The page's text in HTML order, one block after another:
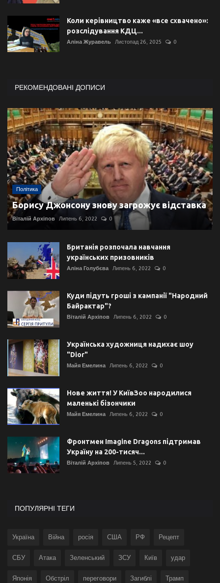
Коли керівництво каже «все схвачено»:
розслідування КДЦ...
Аліна Журавель Листопад 26, 2025 0
РЕКОМЕНДОВАНІ ДОПИСИ
Політика
Борису Джонсону знову загрожує відставка
Віталій Архіпов Липень 6, 2022 0
Британія розпочала навчання
українських призовників
Аліна Голубєва Липень 6, 2022 0
Куди підуть гроші з кампанії "Народний
Байрактар"?
Віталій Архіпов Липень 6, 2022 0
Українська художниця надихає шоу
"Dior"
Майя Емелина Липень 6, 2022 0
Нове життя! У КиївЗоо народилися
маленькі бізончики
Майя Емелина Липень 6, 2022 0
Фронтмен Imagine Dragons підтримав
Україну на 200-тисяч...
Віталій Архіпов Липень 5, 2022 0
ПОПУЛЯРНІ ТЕГИ
Україна Війна росія США РФ Рецепт
СБУ Атака Зеленський ЗСУ Київ удар
Японія Обстріл переговори Загиблі Трамп